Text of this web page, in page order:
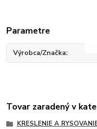
Parametre
Výrobca/Značka
Tovar zaradený v
KRESLENIE A